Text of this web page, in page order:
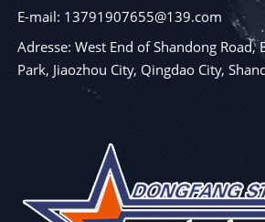
E-mail: 13791907655@139.com
Adresse: West End of Shandong Road,
Park, Jiaozhou City, Qingdao City,